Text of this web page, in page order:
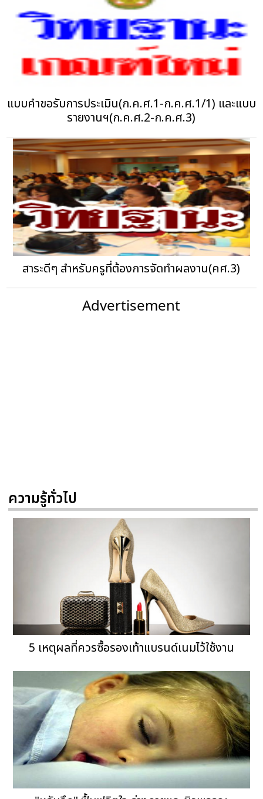
แบบคำขอรับการประเมิน(ก.ค.ศ.1-ก.ค.ศ.1/1) และแบบ
รายงานฯ(ก.ค.ศ.2-ก.ค.ศ.3)
สาระดีๆ สำหรับครูที่ต้องการจัดทำผลงาน(คศ.3)
Advertisement
ความรู้ทั่วไป
5 เหตุผลที่ควรซื้อรองเท้าแบรนด์เนมไว้ใช้งาน